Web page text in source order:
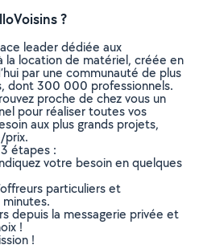
?
leader dédiée aux
la location de matériel, créée en
par une communauté de plus
dont 300 000 professionnels.
proche de chez vous un
pour réaliser toutes vos
aux plus grands projets,
prix.
étapes :
votre besoin en quelques
particuliers et
depuis la messagerie privée et
!
!